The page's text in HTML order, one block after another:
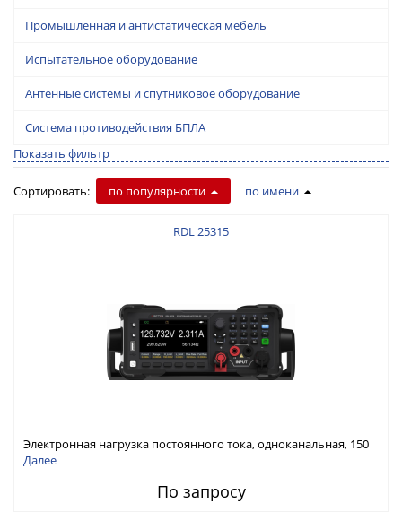
Промышленная и антистатическая мебель
Испытательное оборудование
Антенные системы и спутниковое оборудование
Система противодействия БПЛА
Показать фильтр
Сортировать: по популярности по имени
RDL 25315
Электронная нагрузка постоянного тока, одноканальная, 150
В, 30 А, 300 Вт
Далее
По запросу